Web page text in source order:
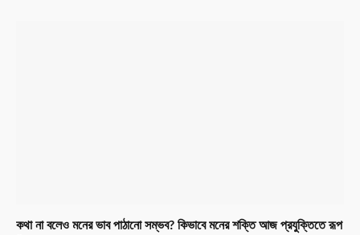
কথা না বলেও মনের ভাব পাঠানো সম্ভব? কিভাবে মনের শক্তি আজ প্রযুক্তিতে রূপ